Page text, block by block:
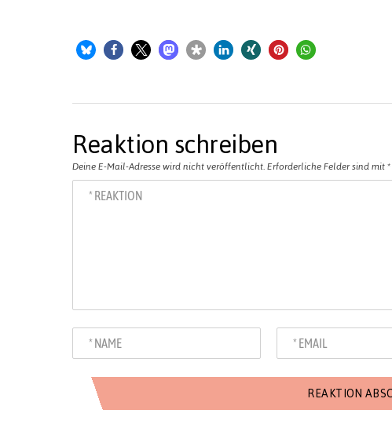
Reaktion schreiben
Deine E-Mail-Adresse wird nicht veröffentlicht. Erforderliche Felder sind mit *